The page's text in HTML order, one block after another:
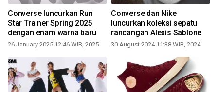
Converse luncurkan Run
Star Trainer Spring 2025
dengan enam warna baru
26 January 2025 12:46 WIB, 2025
Converse dan Nike
luncurkan koleksi sepatu
rancangan Alexis Sablone
30 August 2024 11:38 WIB, 2024